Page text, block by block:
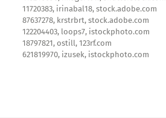
11720383, irinabal18, stock.adobe.com
87637278, krstrbrt, stock.adobe.com
122204403, loops7, istockphoto.com
18797821, ostill, 123rf.com
621819970, izusek, istockphoto.com